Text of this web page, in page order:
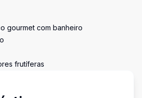
gourmet com banheiro
frutíferas